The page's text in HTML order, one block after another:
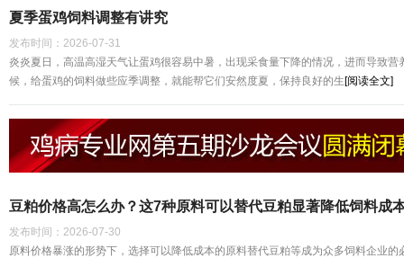
夏季蛋鸡饲料调整有讲究
发布时间： 2026-07-31
炎炎夏日，高温高湿天气让蛋鸡很容易中暑，出现采食量下降的情况，进而导致
候，给蛋鸡的饲料做些应季调整，就能帮它们安然度夏，保持良好的生[阅读全文]
豆粕价格高怎么办？这7种原料可以替代豆粕显著降低饲料成
发布时间： 2026-07-30
原料价格暴涨的形势下，选择可以降低成本的原料替代豆粕等成为众多饲料企业